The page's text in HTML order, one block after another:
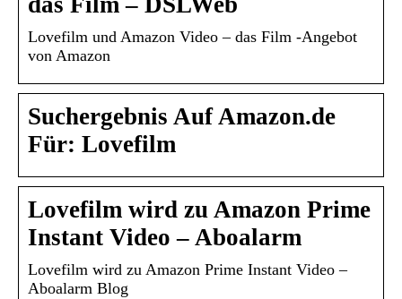
Lovefilm und Amazon Video – das Film -Angebot
von Amazon
Suchergebnis Auf Amazon.de
Für: Lovefilm
Lovefilm wird zu Amazon Prime
Instant Video – Aboalarm
Lovefilm wird zu Amazon Prime Instant Video –
Aboalarm Blog